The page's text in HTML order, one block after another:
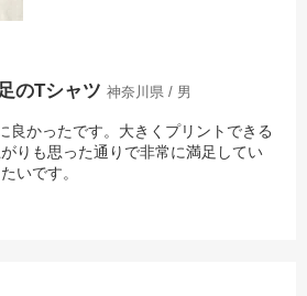
のTシャツ 神奈川県 / 男
良かったです。大きくプリントできる
りも思った通りで非常に満足してい
いです。